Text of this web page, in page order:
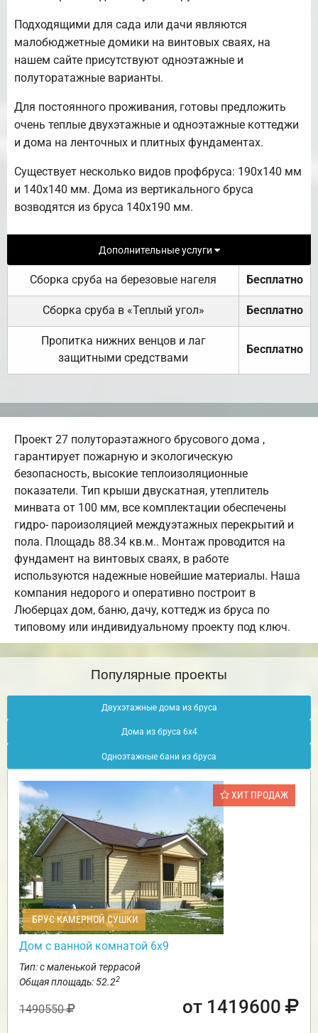
Подходящими для сада или дачи являются
малобюджетные домики на винтовых сваях, на
нашем сайте присутствуют одноэтажные и
полуторатажные варианты.
Для постоянного проживания, готовы предложить
очень теплые двухэтажные и одноэтажные коттеджи
и дома на ленточных и плитных фундаментах.
Существует несколько видов профбруса: 190х140 мм
и 140х140 мм. Дома из вертикального бруса
возводятся из бруса 140х190 мм.
Дополнительные услуги
Сборка сруба на березовые нагеля Бесплатно
Сборка сруба в «Теплый угол» Бесплатно
Пропитка нижних венцов и лаг
защитными средствами
Бесплатно
Проект 27 полутораэтажного брусового дома ,
гарантирует пожарную и экологическую
безопасность, высокие теплоизоляционные
показатели. Тип крыши двускатная, утеплитель
минвата от 100 мм, все комплектации обеспечены
гидро- пароизоляцией междуэтажных перекрытий и
пола. Площадь 88.34 кв.м.. Монтаж проводится на
фундамент на винтовых сваях, в работе
используются надежные новейшие материалы. Наша
компания недорого и оперативно построит в
Люберцах дом, баню, дачу, коттедж из бруса по
типовому или индивидуальному проекту под ключ.
Популярные проекты
Двухэтажные дома из бруса
Дома из бруса 6х4
Одноэтажные бани из бруса
ХИТ ПРОДАЖ
БРУС КАМЕРНОЙ СУШКИ
Дом с ванной комнатой 6х9
Тип: с маленькой террасой
Общая площадь: 52.22
1490550 от 1419600